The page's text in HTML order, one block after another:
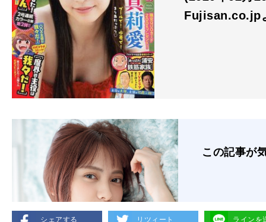
Fujisan.co.jp
この記事が
シェアする リツィート ラインを